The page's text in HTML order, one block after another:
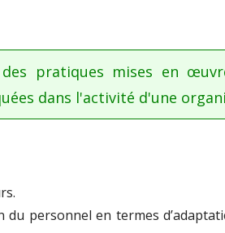
pratiques mises en
dans l'activité d'une
personnel en termes